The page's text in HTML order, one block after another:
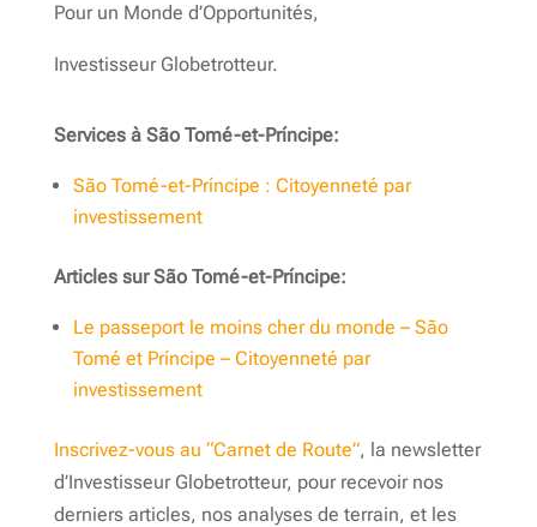
Pour un Monde d’Opportunités,
Investisseur Globetrotteur.
Services à São Tomé-et-Príncipe:
São Tomé-et-Príncipe : Citoyenneté par
investissement
Articles sur São Tomé-et-Príncipe:
Le passeport le moins cher du monde – São
Tomé et Príncipe – Citoyenneté par
investissement
Inscrivez-vous au “Carnet de Route”, la newsletter
d’Investisseur Globetrotteur, pour recevoir nos
derniers articles, nos analyses de terrain, et les